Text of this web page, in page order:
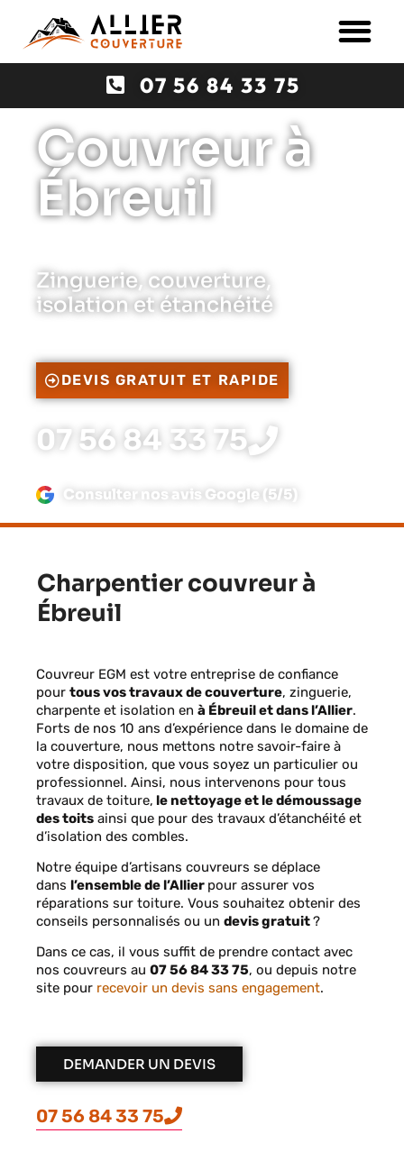
07 56 84 33 75
Couvreur à
Ébreuil
Zinguerie, couverture,
isolation et étanchéité
DEVIS GRATUIT ET RAPIDE
07 56 84 33 75
Consulter nos avis Google (5/5)
Charpentier couvreur à
Ébreuil
Couvreur EGM est votre entreprise de confiance
pour tous vos travaux de couverture, zinguerie,
charpente et isolation en à Ébreuil et dans l’Allier.
Forts de nos 10 ans d’expérience dans le domaine de
la couverture, nous mettons notre savoir-faire à
votre disposition, que vous soyez un particulier ou
professionnel. Ainsi, nous intervenons pour tous
travaux de toiture, le nettoyage et le démoussage
des toits ainsi que pour des travaux d’étanchéité et
d’isolation des combles.
Notre équipe d’artisans couvreurs se déplace
dans l’ensemble de l’Allier pour assurer vos
réparations sur toiture. Vous souhaitez obtenir des
conseils personnalisés ou un devis gratuit?
Dans ce cas, il vous suffit de prendre contact avec
nos couvreurs au 07 56 84 33 75, ou depuis notre
site pour recevoir un devis sans engagement.
DEMANDER UN DEVIS
07 56 84 33 75